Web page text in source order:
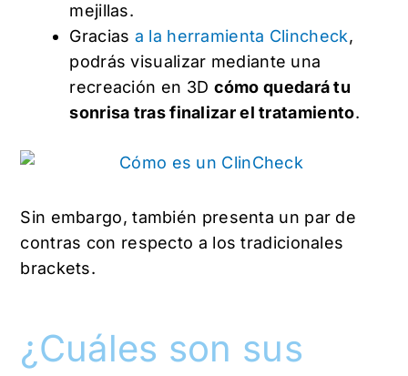
mejillas.
Gracias a la herramienta Clincheck,
podrás visualizar mediante una
recreación en 3D cómo quedará tu
sonrisa tras finalizar el tratamiento.
Sin embargo, también presenta un par de
contras con respecto a los tradicionales
brackets.
¿Cuáles son sus